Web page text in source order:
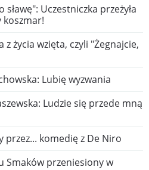
sławę": Uczestniczka przeżyła
koszmar!
z życia wzięta, czyli "Żegnajcie,
Lubię wyzwania
Ludzie się przede mną
przez... komedię z De Niro
Smaków przeniesiony w